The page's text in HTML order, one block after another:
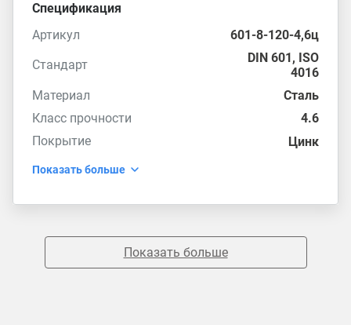
Спецификация
Артикул
601-8-120-4,6ц
Стандарт
DIN 601, ISO
4016
Материал
Сталь
Класс прочности
4.6
Покрытие
Цинк
Показать больше
Показать больше